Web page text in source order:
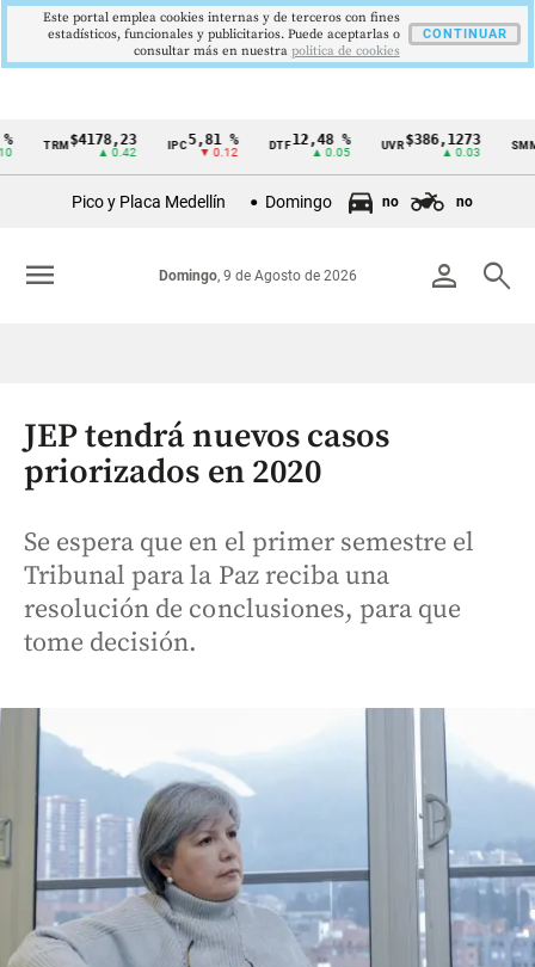
Cintillo
Colombia
TRM$4178,23
▲ 0.42
5,81 %
▼ 0.12
DTF12,48 %
▲ 0.05
UVR$386,1273
▲ 0.03
SMMLV
Pico y Placa Medellín Domingo no no
person search
Domingo, 9 de Agosto de 2026
menu
JEP tendrá nuevos casos
priorizados en 2020
Se espera que en el primer semestre el
Tribunal para la Paz reciba una
resolución de conclusiones, para que
tome decisión.
Este portal emplea cookies internas y de terceros con fines
estadísticos, funcionales y publicitarios. Puede aceptarlas o
consultar más en nuestra politica de cookies
CONTINUAR